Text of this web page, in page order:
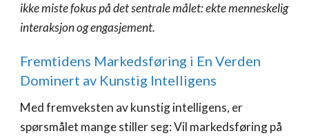
ikke miste fokus på det sentrale målet: ekte menneskelig
interaksjon og engasjement.
Fremtidens Markedsføring i En Verden
Dominert av Kunstig Intelligens
Med fremveksten av kunstig intelligens, er
spørsmålet mange stiller seg: Vil markedsføring på